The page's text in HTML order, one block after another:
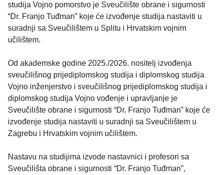
studija Vojno pomorstvo je Sveučilište obrane i sigurnosti
“Dr. Franjo Tuđman” koje će izvođenje studija nastaviti u
suradnji sa Sveučilištem u Splitu i Hrvatskim vojnim
učilištem.
Od akademske godine 2025./2026. nositelj izvođenja
sveučilišnog prijediplomskog studija i diplomskog studija
Vojno inženjerstvo i sveučilišnog prijediplomskog studija i
diplomskog studija Vojno vođenje i upravljanje je
Sveučilište obrane i sigurnosti “Dr. Franjo Tuđman” koje će
izvođenje studija nastaviti u suradnji sa Sveučilištem u
Zagrebu i Hrvatskim vojnim učilištem.
Nastavu na studijima izvode nastavnici i profesori sa
Sveučilišta obrane i sigurnosti “Dr. Franjo Tuđman”,